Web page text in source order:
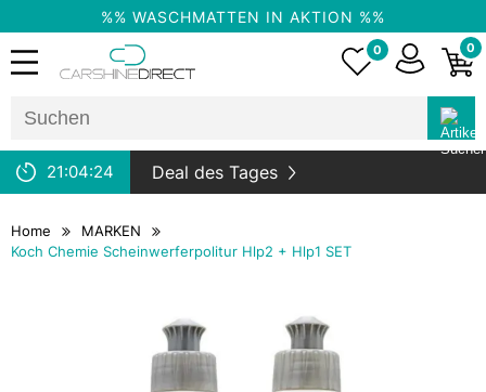
%% WASCHMATTEN IN AKTION %%
0 0
21:04:23 Deal des Tages
Home
MARKEN
Koch Chemie Scheinwerferpolitur Hlp2 + Hlp1 SET